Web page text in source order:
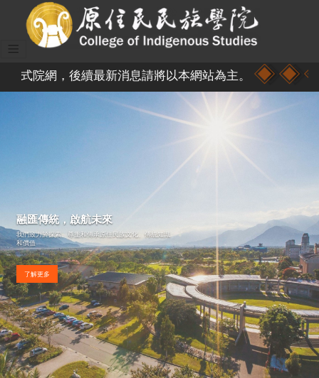
，後續最新消息請將以本網站為主。
融匯傳統，啟航未來
我們致力於探索、尊重和傳承原住民族文化、傳統知識
和價值
了解更多